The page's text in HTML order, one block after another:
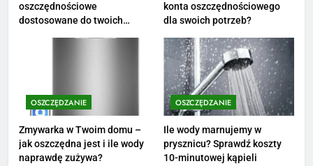
poznaj średnie zarobki na tym
stanowisku
ZAROBKI
Ile zarabia florysta — średnie
zarobki, dodatki i sposoby na
podwyżkę
ZAROBKI
4
oszczędnościowe
dostosowane do twoich
konta oszczędnościowego
dla swoich potrzeb?
OSZCZĘDZANIE
Zmywarka w Twoim domu –
jak oszczędna jest i ile wody
naprawdę zużywa?
OSZCZĘDZANIE
Ile wody marnujemy w
prysznicu? Sprawdź koszty
10-minutowej kąpieli